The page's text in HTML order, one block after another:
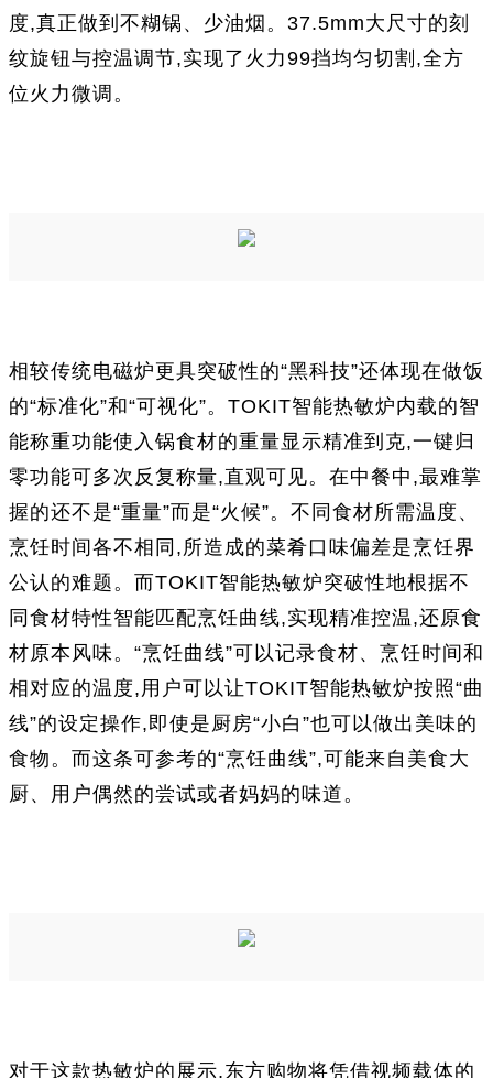
度,真正做到不糊锅、少油烟。37.5mm大尺寸的刻
纹旋钮与控温调节,实现了火力99挡均匀切割,全方
位火力微调。
相较传统电磁炉更具突破性的“黑科技”还体现在做饭
的“标准化”和“可视化”。TOKIT智能热敏炉内载的智
能称重功能使入锅食材的重量显示精准到克,一键归
零功能可多次反复称量,直观可见。在中餐中,最难掌
握的还不是“重量”而是“火候”。不同食材所需温度、
烹饪时间各不相同,所造成的菜肴口味偏差是烹饪界
公认的难题。而TOKIT智能热敏炉突破性地根据不
同食材特性智能匹配烹饪曲线,实现精准控温,还原食
材原本风味。“烹饪曲线”可以记录食材、烹饪时间和
相对应的温度,用户可以让TOKIT智能热敏炉按照“曲
线”的设定操作,即使是厨房“小白”也可以做出美味的
食物。而这条可参考的“烹饪曲线”,可能来自美食大
厨、用户偶然的尝试或者妈妈的味道。
对于这款热敏炉的展示,东方购物将凭借视频载体的